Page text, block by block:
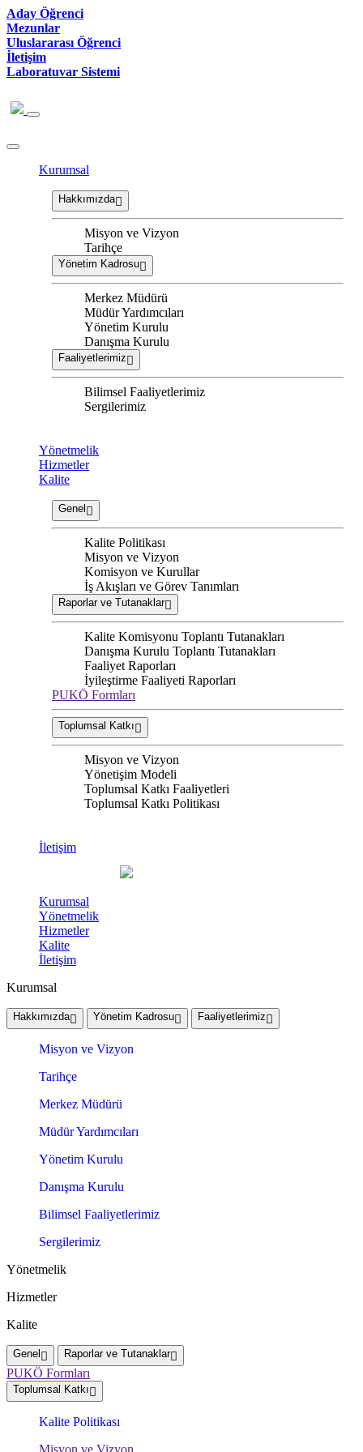
Aday Öğrenci
Mezunlar
Uluslararası Öğrenci
İletişim
Laboratuvar Sistemi
Kurumsal
Hakkımızda
Misyon ve Vizyon
Tarihçe
Yönetim Kadrosu
Merkez Müdürü
Müdür Yardımcıları
Yönetim Kurulu
Danışma Kurulu
Faaliyetlerimiz
Bilimsel Faaliyetlerimiz
Sergilerimiz
Yönetmelik
Hizmetler
Kalite
Genel
Kalite Politikası
Misyon ve Vizyon
Komisyon ve Kurullar
İş Akışları ve Görev Tanımları
Raporlar ve Tutanaklar
Kalite Komisyonu Toplantı Tutanakları
Danışma Kurulu Toplantı Tutanakları
Faaliyet Raporları
İyileştirme Faaliyeti Raporları
PUKÖ Formları
Toplumsal Katkı
Misyon ve Vizyon
Yönetişim Modeli
Toplumsal Katkı Faaliyetleri
Toplumsal Katkı Politikası
İletişim
Kurumsal
Yönetmelik
Hizmetler
Kalite
İletişim
Kurumsal
Hakkımızda Yönetim Kadrosu Faaliyetlerimiz
Misyon ve Vizyon
Tarihçe
Merkez Müdürü
Müdür Yardımcıları
Yönetim Kurulu
Danışma Kurulu
Bilimsel Faaliyetlerimiz
Sergilerimiz
Yönetmelik
Hizmetler
Kalite
Genel Raporlar ve Tutanaklar
PUKÖ Formları
Toplumsal Katkı
Kalite Politikası